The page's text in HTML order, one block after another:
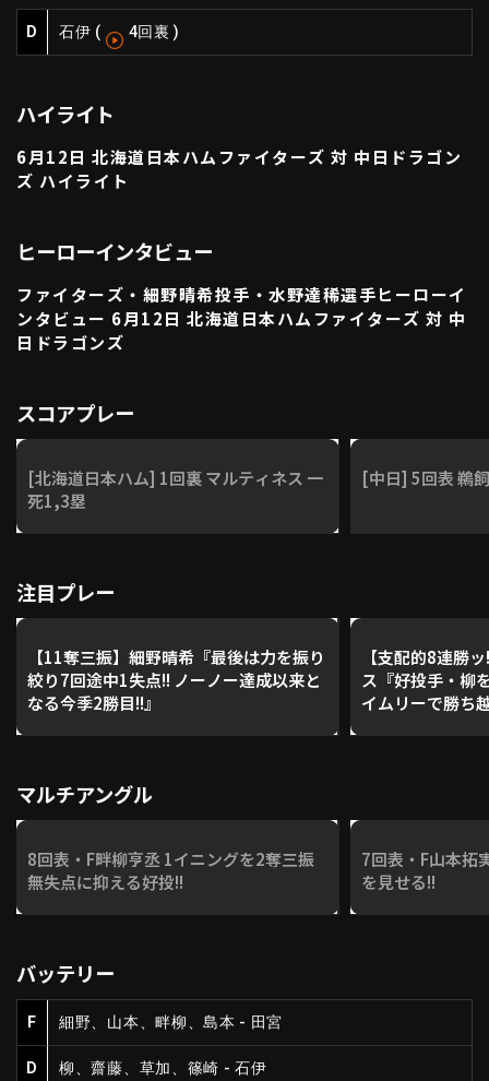
利用規約
運営会社（別ウィンドウで開く）
動画を検索（選手・チーム・プレー内容…）
D 石伊 ( 4回裏 )
ハイライト
6月12日 北海道日本ハムファイターズ 対 中日ドラゴン
ズ ハイライト
ヒーローインタビュー
ファイターズ・細野晴希投手・水野達稀選手ヒーローイ
ンタビュー 6月12日 北海道日本ハムファイターズ 対 中
日ドラゴンズ
スコアプレー
[北海道日本ハム] 1回裏 マルティネス 一
死1,3塁
[中日] 5回表 鵜
注目プレー
【11奪三振】細野晴希『最後は力を振り
絞り7回途中1失点!! ノーノー達成以来と
なる今季2勝目!!』
【支配的8連勝
ス『好投手・柳
イムリーで勝ち
マルチアングル
8回表・F畔柳亨丞 1イニングを2奪三振
無失点に抑える好投!!
7回表・F山本拓
を見せる!!
バッテリー
F 細野、山本、畔柳、島本 - 田宮
D 柳、齋藤、草加、篠崎 - 石伊